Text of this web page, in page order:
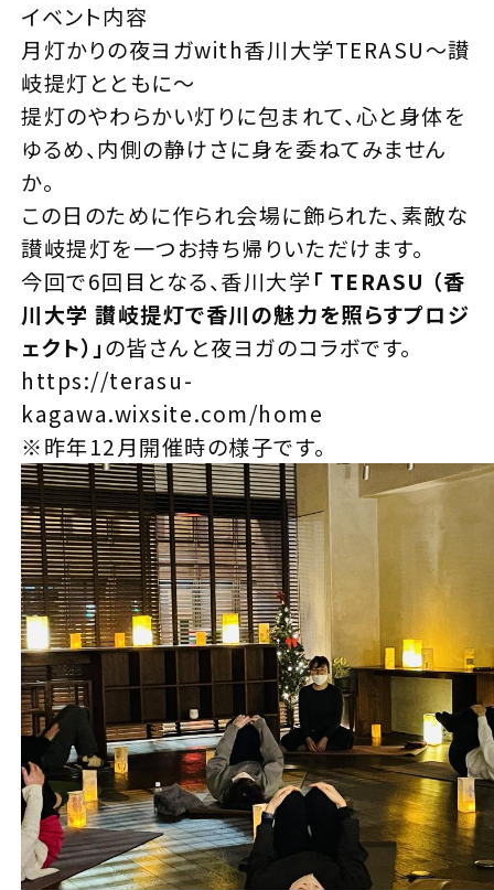
イベント内容
月灯かりの夜ヨガwith香川大学TERASU～讃
岐提灯とともに～
提灯のやわらかい灯りに包まれて、心と身体を
ゆるめ、内側の静けさに身を委ねてみません
か。
この日のために作られ会場に飾られた、素敵な
讃岐提灯を一つお持ち帰りいただけます。
今回で6回目となる、香川大学「 TERASU （香
川大学 讃岐提灯で香川の魅力を照らすプロジ
ェクト）」の皆さんと夜ヨガのコラボです。
https://terasu-
kagawa.wixsite.com/home
※昨年12月開催時の様子です。